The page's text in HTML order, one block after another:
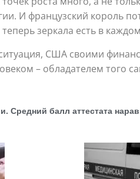
И французский король
зеркала есть в
США своими
– обладателем того